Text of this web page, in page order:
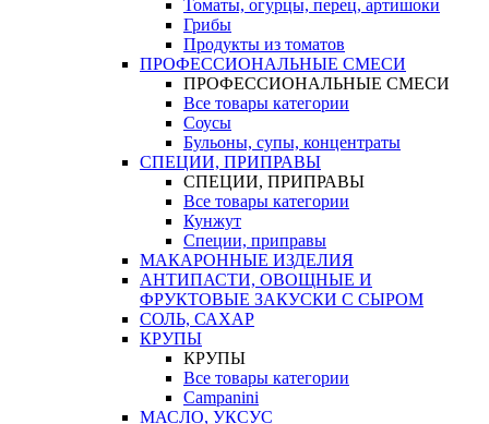
Томаты, огурцы, перец, артишоки
Грибы
Продукты из томатов
ПРОФЕССИОНАЛЬНЫЕ СМЕСИ
ПРОФЕССИОНАЛЬНЫЕ СМЕСИ
Все товары категории
Соусы
Бульоны, супы, концентраты
СПЕЦИИ, ПРИПРАВЫ
СПЕЦИИ, ПРИПРАВЫ
Все товары категории
Кунжут
Специи, приправы
МАКАРОННЫЕ ИЗДЕЛИЯ
АНТИПАСТИ, ОВОЩНЫЕ И
ФРУКТОВЫЕ ЗАКУСКИ С СЫРОМ
СОЛЬ, САХАР
КРУПЫ
КРУПЫ
Все товары категории
Campanini
МАСЛО, УКСУС